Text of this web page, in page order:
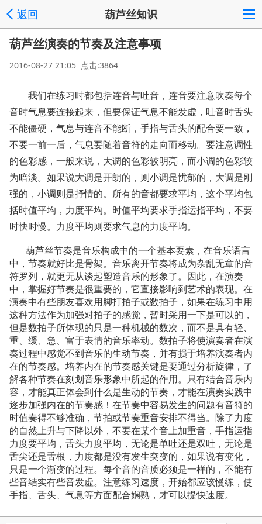
返回 葫芦丝知识
葫芦丝演奏的节奏及注意事项
2016-08-27 21:05 点击:3864
我们在练习时都包括连音与吐音，连音要注意吹奏每个
音时气息要连接起来，但要保证气息不能发虚，吐音时舌头
不能僵硬，气息与连音不能断，手指与舌头的配合要一致，
不要一前一后，气息要随着音符的走向而移动。要注意调性
的色彩感，一般来说，大调的色彩较明亮，而小调的色彩较
为暗淡。如果说大调是开朗的，则小调是忧郁的，大调是刚
强的，小调则是抒情的。所有的音都要求平均，这个平均包
括时值平均，力度平均。时值平均要求手指运指平均，不要
时快时慢。力度平均则要求气息的力度平均。
葫芦丝节奏是音乐构成中的一个基本要素，在音乐语言
中，节奏就好比是骨架。音乐离开节奏将成为杂乱无章的音
符罗列，就更无从谈起塑造音乐的形象了。因此，在演奏
中，掌握好节奏是很重要的，它直接影响到艺术的表现。在
演奏中有些朋友喜欢用脚打拍子或数拍子，如果在练习中用
这种方法作为加强对拍子的感觉，暂时采用一下是可以的，
但是数拍子所体现的只是一种机械的数次，而不是具有轻、
重、缓、急、富于表情的音乐率动。数拍子将使演奏者在演
奏过程中感觉不到音乐的生动节奏，并有损于培养演奏者内
在的节奏感。培养内在的节奏感关键是要通过分析旋律，了
解各种节奏在刻划音乐形象中所起的作用。只有结合音乐内
容，才能真正体会到什么是生动的节奏，才能在演奏实践中
逐步加强内在的节奏感！在节奏中容易发生的问题有音符的
时值奏得不够准确，节拍或节奏重音安排不得当。除了力度
的自然上升与下降以外，不要在某个音上加重音，手指运指
力度要平均，舌头力度平均，无论是单吐还是双吐，无论是
舌尖还是舌根，力度都是没有发生突变的，如果说有变化，
只是一个渐变的过程。每个音的音质必须是一样的，不能有
些音结实有些音发虚。注意练习速度，开始都应该慢练，使
手指、舌头、气息等方面配合娴熟，才可以提快速度。